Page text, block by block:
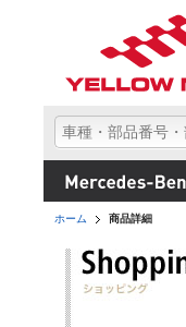
ホーム 商品詳細